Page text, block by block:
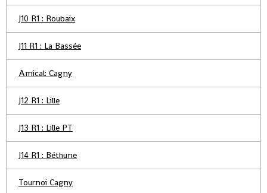
J10 R1 : Roubaix
J11 R1 : La Bassée
Amical: Cagny
J12 R1 : Lille
J13 R1 : Lille PT
J14 R1 : Béthune
Tournoi Cagny